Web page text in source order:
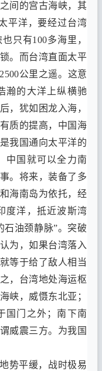
间的宫古海峡，其
平洋，要经过台湾
也只有100多海里 ，
。 而台湾直面太平
2500公里之遥。 这意
瀚的大洋上纵横驰
， 犹如困龙入海，
质的提高， 中国海
我国通向太平洋的
中国就可以全力南
。 将来，装备了多
海南岛为依托，经
度洋 ， 抵近波斯湾
石油颈静脉”。 突破
为 ，如果台湾落入
等于给了敌人相当
， 台湾地处海运枢
峡， 威慑东北亚 ；
国门之外 ； 南下南
威震三方。 为我国
势平缓， 战时极易